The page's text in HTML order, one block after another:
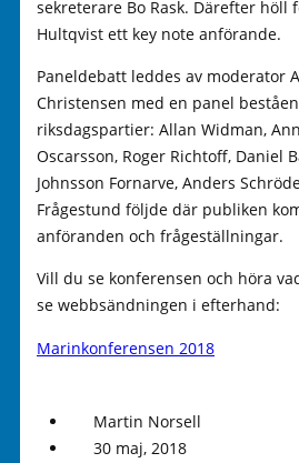
sekreterare Bo Rask. Därefter höll
Hultqvist ett key note anförande.
Paneldebatt leddes av moderator
Christensen med en panel
riksdagspartier: Allan Widman,
Oscarsson, Roger Richtoff, Daniel
Johnsson Fornarve, Anders
Frågestund följde där publiken
anföranden och frågeställningar.
Vill du se konferensen och höra
se webbsändningen i efterhand:
Marinkonferensen 2018
Martin Norsell
30 maj, 2018